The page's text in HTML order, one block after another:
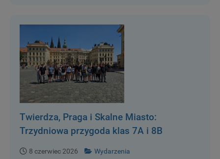
Twierdza, Praga i Skalne Miasto:
Trzydniowa przygoda klas 7A i 8B
8 czerwiec 2026 Wydarzenia